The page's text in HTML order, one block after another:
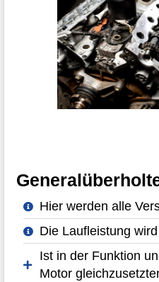
Hier werden alle
Die Laufleistung
Ist in der Funktion
Motor